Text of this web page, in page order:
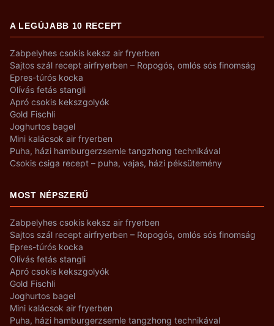
A LEGÚJABB 10 RECEPT
Zabpelyhes csokis keksz air fryerben
Sajtos szál recept airfryerben – Ropogós, omlós sós finomság
Epres-túrós kocka
Olívás fetás stangli
Apró csokis kekszgolyók
Gold Fischli
Joghurtos bagel
Mini kalácsok air fryerben
Puha, házi hamburgerzsemle tangzhong technikával
Csokis csiga recept – puha, vajas, házi péksütemény
MOST NÉPSZERŰ
Zabpelyhes csokis keksz air fryerben
Sajtos szál recept airfryerben – Ropogós, omlós sós finomság
Epres-túrós kocka
Olívás fetás stangli
Apró csokis kekszgolyók
Gold Fischli
Joghurtos bagel
Mini kalácsok air fryerben
Puha, házi hamburgerzsemle tangzhong technikával